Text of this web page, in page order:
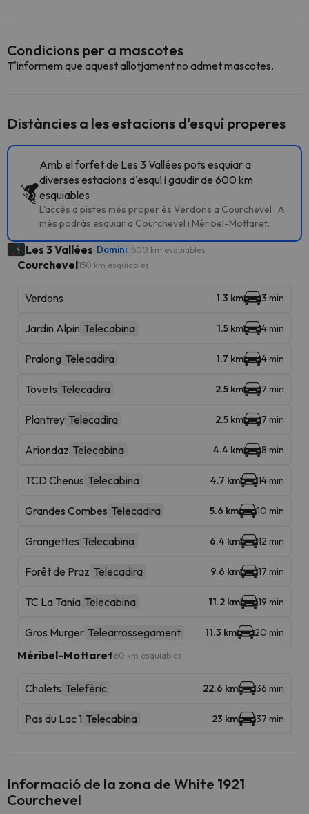
Condicions per a mascotes
T'informem que aquest allotjament no admet mascotes.
Distàncies a les estacions d'esquí properes
Amb el forfet de Les 3 Vallées pots esquiar a
diverses estacions d'esquí i gaudir de 600 km
esquiables
L'accés a pistes més proper és Verdons a Courchevel . A
més podràs esquiar a Courchevel i Méribel-Mottaret.
Les 3 Vallées Domini 600 km esquiables
Courchevel150 km esquiables
Verdons 1.3 km 3 min
Jardin Alpin Telecabina 1.5 km 4 min
Pralong Telecadira 1.7 km 4 min
Tovets Telecadira 2.5 km 7 min
Plantrey Telecadira 2.5 km 7 min
Ariondaz Telecabina 4.4 km 8 min
TCD Chenus Telecabina 4.7 km 14 min
Grandes Combes Telecadira 5.6 km 10 min
Grangettes Telecabina 6.4 km 12 min
Forêt de Praz Telecadira 9.6 km 17 min
TC La Tania Telecabina 11.2 km 19 min
Gros Murger Telearrossegament 11.3 km 20 min
Méribel-Mottaret 60 km esquiables
Chalets Telefèric 22.6 km 36 min
Pas du Lac 1 Telecabina 23 km 37 min
Informació de la zona de White 1921
Courchevel